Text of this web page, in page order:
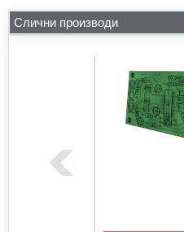
Слични производи